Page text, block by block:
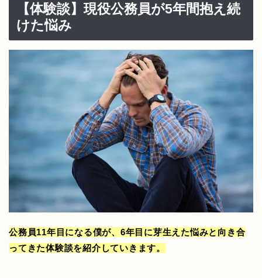
【体験談】現役公務員が5年間抱え続
けた悩み
公務員11年目になる僕が、6年目に芽生えた悩みと向き合
ってきた体験談を紹介していきます。